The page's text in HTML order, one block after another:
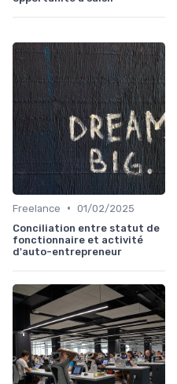
Freelance • 01/02/2025
Conciliation entre statut de
fonctionnaire et activité
d'auto-entrepreneur